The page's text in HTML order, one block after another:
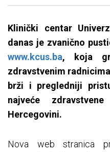
Klinički centar
danas je zvanično
www.kcus.ba, koja
zdravstvenim
brži i pregledniji
najveće
Hercegovini.
Nova web stranica